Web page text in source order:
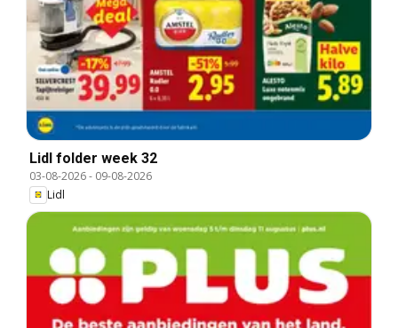
Lidl folder week 32
03-08-2026- 09-08-2026
Lidl